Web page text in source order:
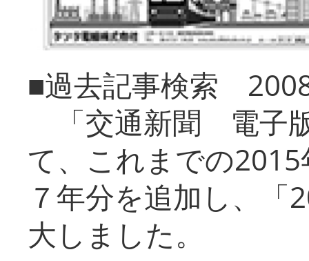
■過去記事検索
「交通新聞 電子
て、これまでの
７年分を追加し、「
大しまし